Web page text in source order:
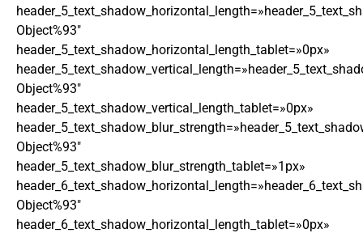
Object%93″
header_5_text_shadow_horizontal_length_tablet=»0px»
Object%93″
header_5_text_shadow_vertical_length_tablet=»0px»
Object%93″
header_5_text_shadow_blur_strength_tablet=»1px»
Object%93″
header_6_text_shadow_horizontal_length_tablet=»0px»